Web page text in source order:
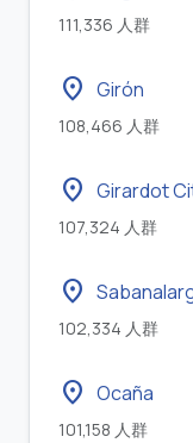
111,336 人群
location_on Girón
108,466 人群
location_on Girardot
107,324 人群
location_on
102,334 人群
location_on Ocaña
101,158 人群